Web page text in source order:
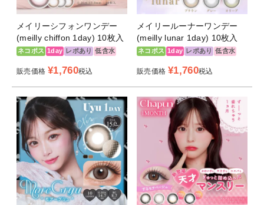
メイリーシフォンワンデー
(meilly chiffon 1day) 10枚入
ネコポス 1day レポあり 低含水
販売価格 ¥1,760税込
メイリールーナーワンデー
(meilly lunar 1day) 10枚入
ネコポス 1day レポあり 低含水
販売価格 ¥1,760税込